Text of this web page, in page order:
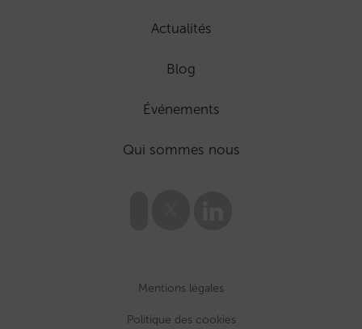
Actualités
Blog
Événements
Qui sommes nous
Mentions légales
Politique des cookies